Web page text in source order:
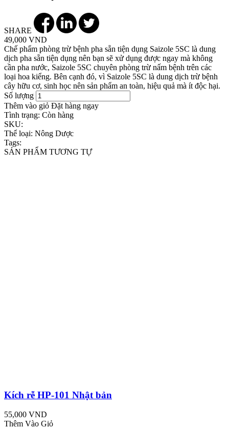
SHARE
49,000 VND
Chế phẩm phòng trừ bệnh pha sẵn tiện dụng Saizole 5SC là dung
dịch pha sẵn tiện dụng nên bạn sẽ xử dụng được ngay mà không
cần pha nước, Saizole 5SC chuyên phòng trừ nấm bệnh trên các
loại hoa kiểng. Bên cạnh đó, vì Saizole 5SC là dung dịch trừ bệnh
cây hữu cơ, sinh học nên sản phẩm an toàn, hiệu quả mà ít độc hại.
Số lượng
Thêm vào giỏ Đặt hàng ngay
Tình trạng: Còn hàng
SKU:
Thể loại: Nông Dược
Tags:
SẢN PHẨM TƯƠNG TỰ
Kích rễ HP-101 Nhật bản
55,000 VND
Thêm Vào Giỏ